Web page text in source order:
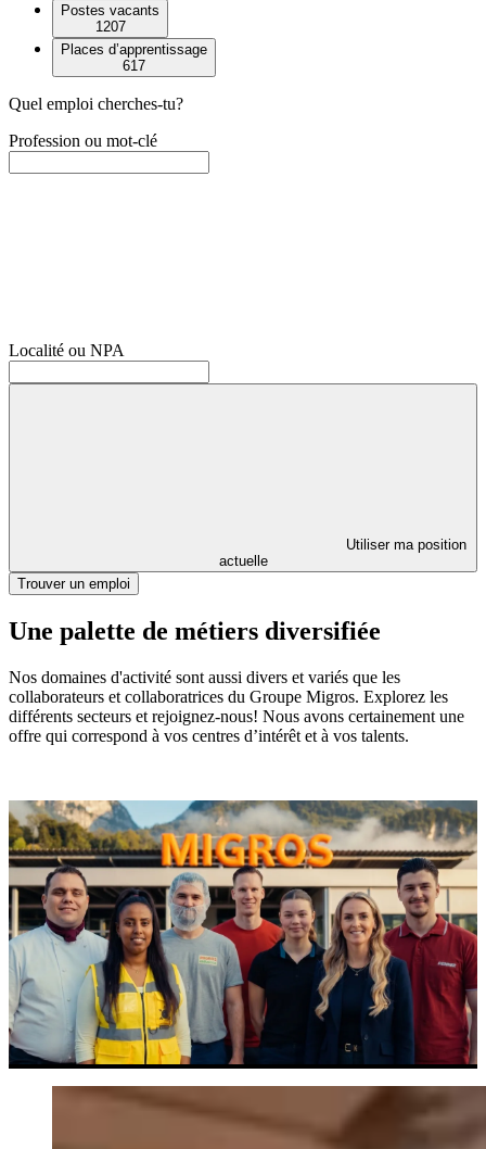
Postes vacants
1207
Places d’apprentissage
617
Quel emploi cherches-tu?
Profession ou mot-clé
Localité ou NPA
Utiliser ma position
actuelle
Trouver un emploi
Une palette de métiers diversifiée
Nos domaines d'activité sont aussi divers et variés que les
collaborateurs et collaboratrices du Groupe Migros. Explorez les
différents secteurs et rejoignez-nous! Nous avons certainement une
offre qui correspond à vos centres d’intérêt et à vos talents.